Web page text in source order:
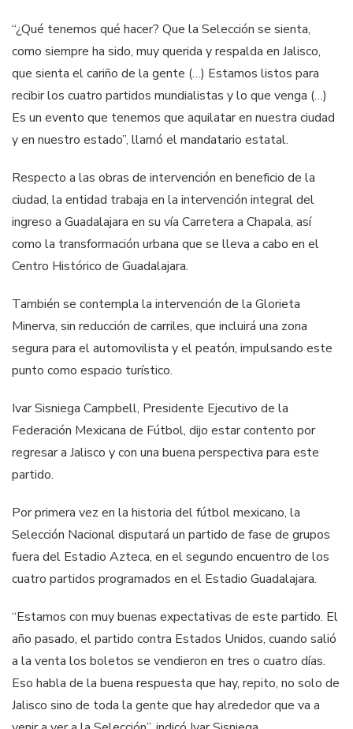
“¿Qué tenemos qué hacer? Que la Selección se sienta,
como siempre ha sido, muy querida y respalda en Jalisco,
que sienta el cariño de la gente (…) Estamos listos para
recibir los cuatro partidos mundialistas y lo que venga (…)
Es un evento que tenemos que aquilatar en nuestra ciudad
y en nuestro estado”, llamó el mandatario estatal.
Respecto a las obras de intervención en beneficio de la
ciudad, la entidad trabaja en la intervención integral del
ingreso a Guadalajara en su vía Carretera a Chapala, así
como la transformación urbana que se lleva a cabo en el
Centro Histórico de Guadalajara.
También se contempla la intervención de la Glorieta
Minerva, sin reducción de carriles, que incluirá una zona
segura para el automovilista y el peatón, impulsando este
punto como espacio turístico.
Ivar Sisniega Campbell, Presidente Ejecutivo de la
Federación Mexicana de Fútbol, dijo estar contento por
regresar a Jalisco y con una buena perspectiva para este
partido.
Por primera vez en la historia del fútbol mexicano, la
Selección Nacional disputará un partido de fase de grupos
fuera del Estadio Azteca, en el segundo encuentro de los
cuatro partidos programados en el Estadio Guadalajara.
“Estamos con muy buenas expectativas de este partido. El
año pasado, el partido contra Estados Unidos, cuando salió
a la venta los boletos se vendieron en tres o cuatro días.
Eso habla de la buena respuesta que hay, repito, no solo de
Jalisco sino de toda la gente que hay alrededor que va a